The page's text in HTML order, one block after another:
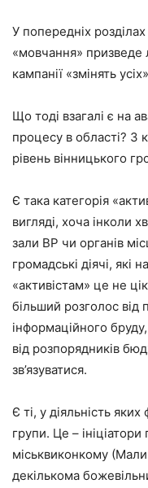
У попередніх
«мовчання» призведе
кампанії «змінять
Що тоді взагалі є на
процесу в області? З
рівень вінницького
Є така категорія
вигляді, хоча інколи
зали ВР чи органів
громадські діячі, які
«активістам» це не
більший розголос
інформаційного
від розпорядників
зв’язуватися.
Є ті, у діяльність
групи. Це –
міськвиконкому
декількома